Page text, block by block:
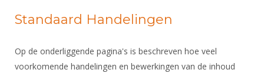
Standaard Handelingen
Op de onderliggende pagina's is beschreven hoe veel
voorkomende handelingen en bewerkingen van de inhoud